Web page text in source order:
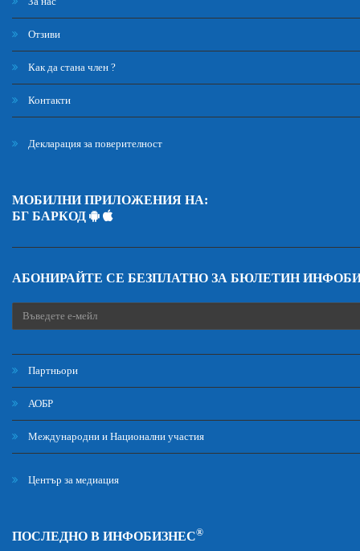
Отзиви
Как да стана член ?
Контакти
Декларация за поверителност
МОБИЛНИ ПРИЛОЖЕНИЯ НА:
БГ БАРКОД
АБОНИРАЙТЕ СЕ БЕЗПЛАТНО ЗА БЮЛЕТИН
Партньори
АОБР
Международни и Национални участия
Център за медиация
ПОСЛЕДНО В ИНФОБИЗНЕС®